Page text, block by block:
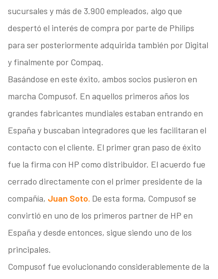
sucursales y más de 3.900 empleados, algo que
despertó el interés de compra por parte de Philips
para ser posteriormente adquirida también por Digital
y finalmente por Compaq.
Basándose en este éxito, ambos socios pusieron en
marcha Compusof. En aquellos primeros años los
grandes fabricantes mundiales estaban entrando en
España y buscaban integradores que les facilitaran el
contacto con el cliente. El primer gran paso de éxito
fue la firma con HP como distribuidor. El acuerdo fue
cerrado directamente con el primer presidente de la
compañía, Juan Soto. De esta forma, Compusof se
convirtió en uno de los primeros partner de HP en
España y desde entonces, sigue siendo uno de los
principales.
Compusof fue evolucionando considerablemente de la